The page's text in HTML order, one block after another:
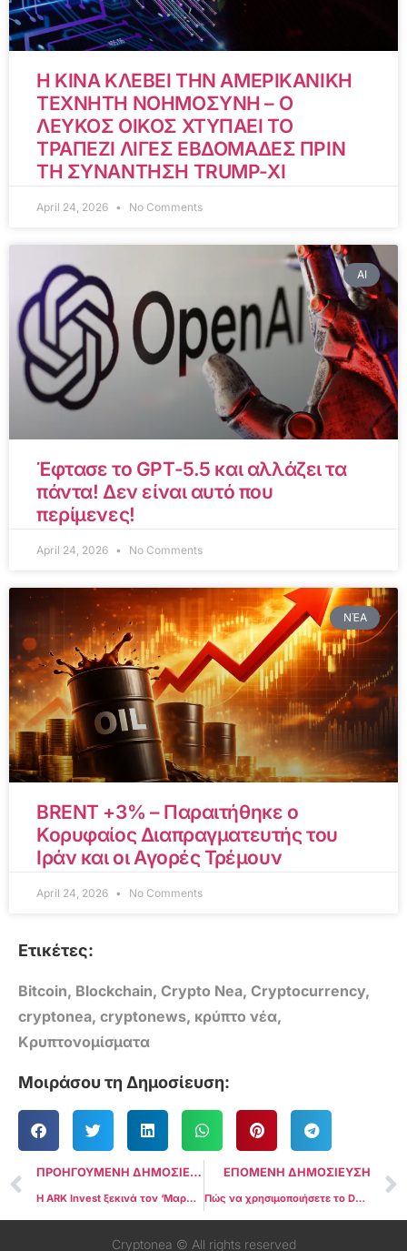
Η ΚΙΝΑ ΚΛΕΒΕΙ ΤΗΝ ΑΜΕΡΙΚΑΝΙΚΗ
ΤΕΧΝΗΤΗ ΝΟΗΜΟΣΥΝΗ – Ο
ΛΕΥΚΟΣ ΟΙΚΟΣ ΧΤΥΠΑΕΙ ΤΟ
ΤΡΑΠΕΖΙ ΛΙΓΕΣ ΕΒΔΟΜΑΔΕΣ ΠΡΙΝ
ΤΗ ΣΥΝΑΝΤΗΣΗ TRUMP-XI
April 24, 2026 No Comments
AI
Έφτασε το GPT-5.5 και αλλάζει τα
πάντα! Δεν είναι αυτό που
περίμενες!
April 24, 2026 No Comments
ΝΈΑ
BRENT +3% – Παραιτήθηκε ο
Κορυφαίος Διαπραγματευτής του
Ιράν και οι Αγορές Τρέμουν
April 24, 2026 No Comments
Ετικέτες:
Bitcoin, Blockchain, Crypto Nea, Cryptocurrency,
cryptonea, cryptonews, κρύπτο νέα,
Κρυπτονομίσματα
Μοιράσου τη Δημοσίευση:
ΠΡΟΗΓΟΥΜΕΝΗ ΔΗΜΟΣΙΕΥΣΗ
Η ARK Invest ξεκινά τον ‘Μαραθώνιο τροπολογιών’ για το Bitcoin ETF πριν από την προθεσμία
ΕΠΟΜΕΝΗ ΔΗΜΟΣΙΕΥΣΗ
Πώς να χρησιμοποιήσετε το DOP Testnet
Cryptonea © All rights reserved